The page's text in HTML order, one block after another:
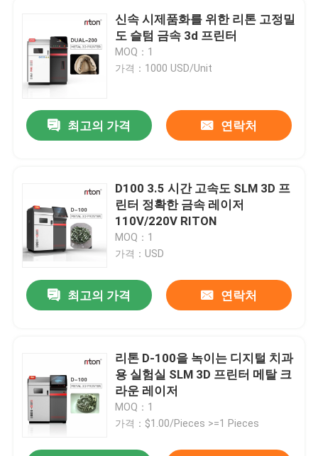
신속 시제품화를 위한 리톤 고정밀
도 슬텀 금속 3d 프린터
MOQ：1
가격：1000 USD/Unit
최고의 가격 연락처
D100 3.5 시간 고속도 SLM 3D 프
린터 정확한 금속 레이저
110V/220V RITON
MOQ：1
가격：USD
최고의 가격 연락처
리톤 D-100을 녹이는 디지털 치과
용 실험실 SLM 3D 프린터 메탈 크
라운 레이저
MOQ：1
가격：$1.00/Pieces >=1 Pieces